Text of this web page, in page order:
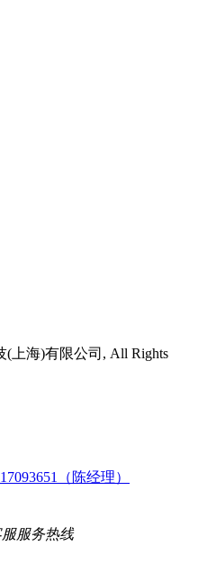
(上海)有限公司, All Rights
（陈经理）
服务热线